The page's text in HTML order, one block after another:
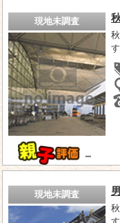
現地未調査
－
す
現地未調査